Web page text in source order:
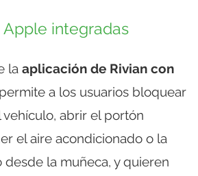
Apple integradas
la aplicación de Rivian con
permite a los usuarios bloquear
abrir el portón
el aire acondicionado o la
desde la muñeca, y quieren